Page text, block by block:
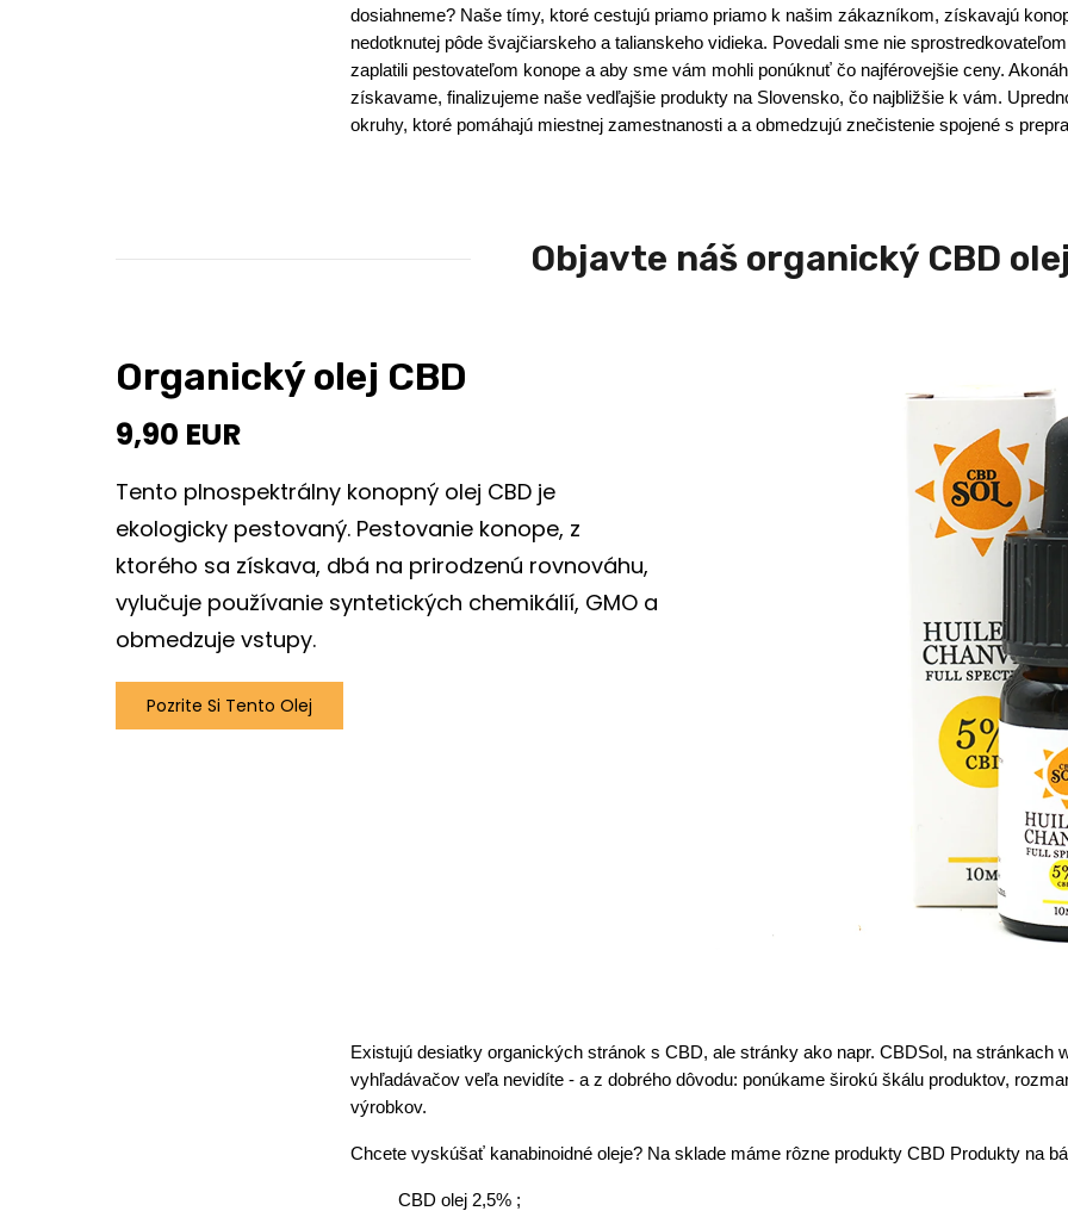
dosiahneme? Naše tímy, ktoré cestujú priamo priamo k našim zákazníkom, získavajú
nedotknutej pôde švajčiarskeho a talianskeho vidieka. Povedali sme nie
zaplatili pestovateľom konope a aby sme vám mohli ponúknuť čo najférovejšie ceny.
získavame, finalizujeme naše vedľajšie produkty na Slovensko, čo najbližšie k vám.
okruhy, ktoré pomáhajú miestnej zamestnanosti a a obmedzujú znečistenie spojené s
Objavte náš organický CBD
Organický olej CBD
9,90 EUR
Tento plnospektrálny konopný olej CBD je
ekologicky pestovaný. Pestovanie konope, z
ktorého sa získava, dbá na prirodzenú rovnováhu,
vylučuje používanie syntetických chemikálií, GMO a
obmedzuje vstupy.
Pozrite Si Tento Olej
Existujú desiatky organických stránok s CBD, ale stránky ako napr. CBDSol, na stránkach
vyhľadávačov veľa nevidíte - a z dobrého dôvodu: ponúkame širokú škálu produktov,
výrobkov.
Chcete vyskúšať kanabinoidné oleje? Na sklade máme rôzne produkty CBD Produkty na
CBD olej 2,5% ;